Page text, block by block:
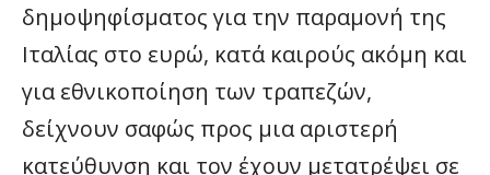
δημοψηφίσματος για την παραμονή της
Ιταλίας στο ευρώ, κατά καιρούς ακόμη και
για εθνικοποίηση των τραπεζών,
δείχνουν σαφώς προς μια αριστερή
κατεύθυνση και τον έχουν μετατρέψει σε